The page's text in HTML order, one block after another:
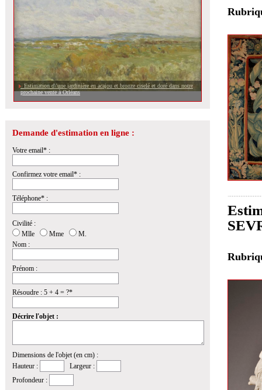
Estimation d\'une jardinière en acajou et bronze ciselé et doré dans notre
prochaine vente à Orléans
Demande d'estimation en ligne :
Votre email* :
Confirmez votre email* :
Téléphone* :
Civilité :
Mlle
Mme
M.
Nom :
Prénom :
Résoudre : 5 + 4 = ?*
Décrire l'objet :
Dimensions de l'objet (en cm) :
Hauteur :
Largeur :
Profondeur :